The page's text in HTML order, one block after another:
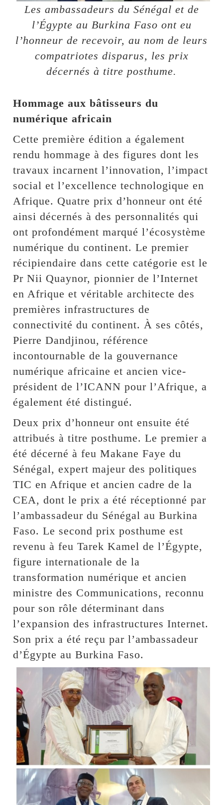
Les ambassadeurs du Sénégal et de
l’Égypte au Burkina Faso ont eu
l’honneur de recevoir, au nom de leurs
compatriotes disparus, les prix
décernés à titre posthume.
Hommage aux bâtisseurs du
numérique africain
Cette première édition a également
rendu hommage à des figures dont les
travaux incarnent l’innovation, l’impact
social et l’excellence technologique en
Afrique. Quatre prix d’honneur ont été
ainsi décernés à des personnalités qui
ont profondément marqué l’écosystème
numérique du continent. Le premier
récipiendaire dans cette catégorie est le
Pr Nii Quaynor, pionnier de l’Internet
en Afrique et véritable architecte des
premières infrastructures de
connectivité du continent. À ses côtés,
Pierre Dandjinou, référence
incontournable de la gouvernance
numérique africaine et ancien vice-
président de l’ICANN pour l’Afrique, a
également été distingué.
Deux prix d’honneur ont ensuite été
attribués à titre posthume. Le premier a
été décerné à feu Makane Faye du
Sénégal, expert majeur des politiques
TIC en Afrique et ancien cadre de la
CEA, dont le prix a été réceptionné par
l’ambassadeur du Sénégal au Burkina
Faso. Le second prix posthume est
revenu à feu Tarek Kamel de l’Égypte,
figure internationale de la
transformation numérique et ancien
ministre des Communications, reconnu
pour son rôle déterminant dans
l’expansion des infrastructures Internet.
Son prix a été reçu par l’ambassadeur
d’Égypte au Burkina Faso.